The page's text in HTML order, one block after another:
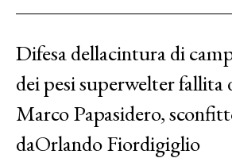
Difesa dellacintura di
dei pesi superwelter fallita
Marco Papasidero,
daOrlando Fiordigiglio